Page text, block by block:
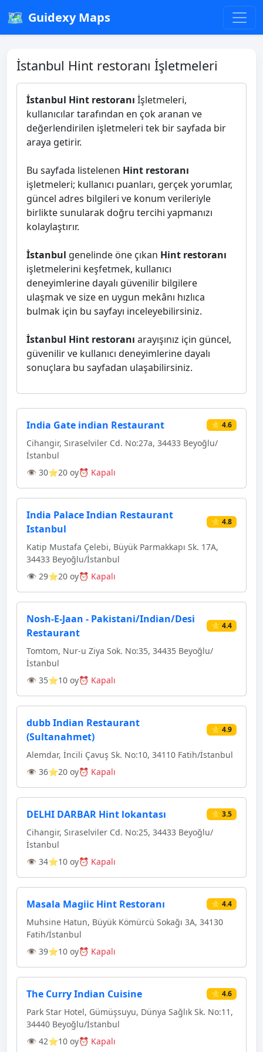
🗺️ Guidexy Maps
İstanbul Hint restoranı İşletmeleri
İstanbul Hint restoranı İşletmeleri,
kullanıcılar tarafından en çok aranan ve
değerlendirilen işletmeleri tek bir sayfada bir
araya getirir.
Bu sayfada listelenen Hint restoranı
işletmeleri; kullanıcı puanları, gerçek yorumlar,
güncel adres bilgileri ve konum verileriyle
birlikte sunularak doğru tercihi yapmanızı
kolaylaştırır.
İstanbul genelinde öne çıkan Hint restoranı
işletmelerini keşfetmek, kullanıcı
deneyimlerine dayalı güvenilir bilgilere
ulaşmak ve size en uygun mekânı hızlıca
bulmak için bu sayfayı inceleyebilirsiniz.
İstanbul Hint restoranı arayışınız için güncel,
güvenilir ve kullanıcı deneyimlerine dayalı
sonuçlara bu sayfadan ulaşabilirsiniz.
India Gate indian Restaurant ⭐ 4.6
Cihangir, Sıraselviler Cd. No:27a, 34433 Beyoğlu/
İstanbul
👁 30⭐20 oy⏰ Kapalı
India Palace Indian Restaurant
Istanbul
⭐ 4.8
Katip Mustafa Çelebi, Büyük Parmakkapı Sk. 17A,
34433 Beyoğlu/İstanbul
👁 29⭐20 oy⏰ Kapalı
Nosh-E-Jaan - Pakistani/Indian/Desi
Restaurant
⭐ 4.4
Tomtom, Nur-u Ziya Sok. No:35, 34435 Beyoğlu/
İstanbul
👁 35⭐10 oy⏰ Kapalı
dubb Indian Restaurant
(Sultanahmet)
⭐ 4.9
Alemdar, İncili Çavuş Sk. No:10, 34110 Fatih/İstanbul
👁 36⭐20 oy⏰ Kapalı
DELHI DARBAR Hint lokantası ⭐ 3.5
Cihangir, Sıraselviler Cd. No:25, 34433 Beyoğlu/
İstanbul
👁 34⭐10 oy⏰ Kapalı
Masala Magiic Hint Restoranı ⭐ 4.4
Muhsine Hatun, Büyük Kömürcü Sokağı 3A, 34130
Fatih/İstanbul
👁 39⭐10 oy⏰ Kapalı
The Curry Indian Cuisine ⭐ 4.6
Park Star Hotel, Gümüşsuyu, Dünya Sağlık Sk. No:11,
34440 Beyoğlu/İstanbul
👁 42⭐10 oy⏰ Kapalı